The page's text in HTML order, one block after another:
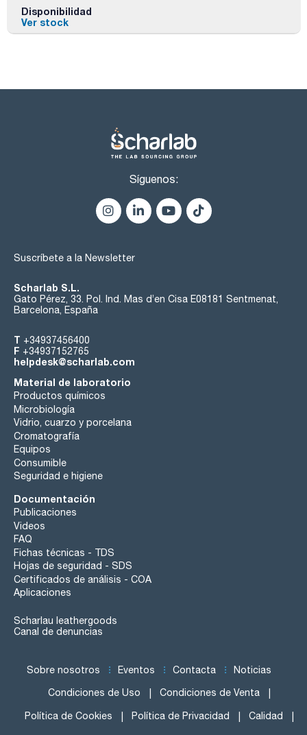
Disponibilidad
Ver stock
Síguenos:
Suscríbete a la Newsletter
Scharlab S.L.
Gato Pérez, 33. Pol. Ind. Mas d’en Cisa E08181 Sentmenat,
Barcelona, España
T +34937456400
F +34937152765
helpdesk@scharlab.com
Material de laboratorio
Productos químicos
Microbiología
Vidrio, cuarzo y porcelana
Cromatografía
Equipos
Consumible
Seguridad e higiene
Documentación
Publicaciones
Videos
FAQ
Fichas técnicas - TDS
Hojas de seguridad - SDS
Certificados de análisis - COA
Aplicaciones
Scharlau leathergoods
Canal de denuncias
Sobre nosotros Eventos Contacta Noticias
Condiciones de Uso Condiciones de Venta
Política de Cookies Política de Privacidad Calidad